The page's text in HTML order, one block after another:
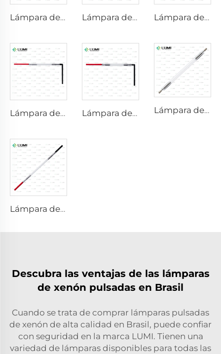
Lámpara de xenón láser L2851-5×105×175 mm Lámpara de xenón láser L2021-7×65×130 mm Lámpara de xenón IPL P1421 – 7×45×90 mm
Lámpara de xenón IPL P1621 – 7×50×105 mm Lámpara de xenón IPL P1491 – 9×45×95 mm Lámpara de xenón láser L2851 – 5×105×175 mm
Lámpara de xenón láser L2051 – 5×70×130 mm
Descubra las ventajas de las lámparas
de xenón pulsadas en Brasil
Cuando se trata de comprar lámparas pulsadas
de xenón de alta calidad en Brasil, puede confiar
con seguridad en la marca LUMI. Tienen una
variedad de lámparas disponibles para todas las